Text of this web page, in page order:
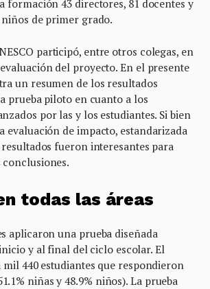
formación 43 directores, 81 docentes y
de primer grado.
participó, entre otros colegas, en
del proyecto. En el presente
un resumen de los resultados
prueba piloto en cuanto a los
por las y los estudiantes. Si bien
evaluación de impacto, estandarizada
fueron interesantes para
todas las áreas
aplicaron una prueba diseñada
y al final del ciclo escolar. El
440 estudiantes que respondieron
niñas y 48.9% niños). La prueba